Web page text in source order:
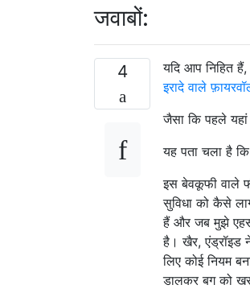
जवाबों:
4
यदि आप निहित
इरादे वाले
जैसा कि पहले यहां
यह पता चला है
इस बेवकूफी वाले
सुविधा को कैसे
हैं और जब मुझे
है। खैर, एंड्रॉइड
लिए कोई नियम
डालकर बग को